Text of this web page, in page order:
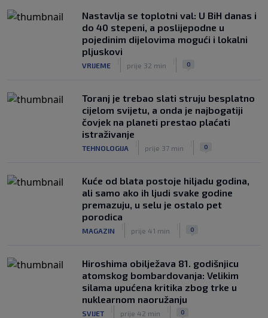
Nastavlja se toplotni val: U BiH danas i
do 40 stepeni, a poslijepodne u
pojedinim dijelovima mogući i lokalni
pljuskovi
VRIJEME prije 32 min 0
Toranj je trebao slati struju besplatno
cijelom svijetu, a onda je najbogatiji
čovjek na planeti prestao plaćati
istraživanje
TEHNOLOGIJA prije 37 min 0
Kuće od blata postoje hiljadu godina,
ali samo ako ih ljudi svake godine
premazuju, u selu je ostalo pet
porodica
MAGAZIN prije 41 min 0
Hiroshima obilježava 81. godišnjicu
atomskog bombardovanja: Velikim
silama upućena kritika zbog trke u
nuklearnom naoružanju
SVIJET prije 42 min 0